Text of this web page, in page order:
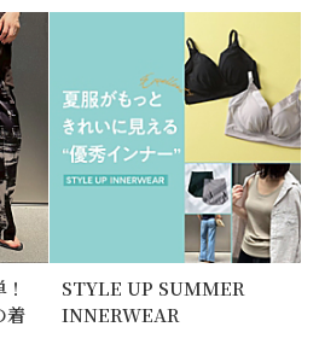
着
STYLE UP SUMMER
INNERWEAR